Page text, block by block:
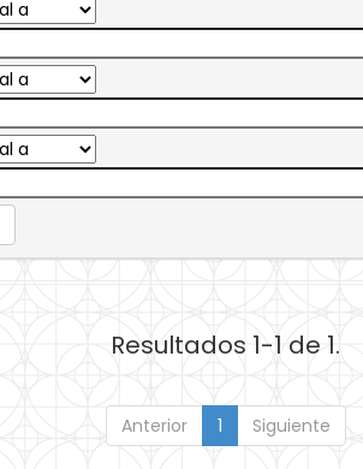
Resultados 1-1 de 1.
Anterior 1 Siguiente